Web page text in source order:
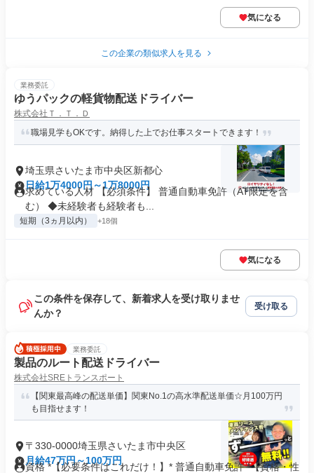
気になる
この企業の類似求人を見る
業務委託
ゆうパックの軽貨物配送ドライバー
株式会社Ｔ．Ｔ．Ｄ
職場見学もOKです。納得した上でお仕事スタートできます！
埼玉県さいたま市中央区新都心
日給1万4000円～1万8000円
求めている人材 【必須条件】 普通自動車免許（AT限定を含
む） ◆未経験者も経験者も...
短期（3ヵ月以内） +18個
気になる
この条件を保存して、新着求人を受け取りませ
んか？
受け取る
業務委託
製品のルート配送ドライバー
株式会社SREトランスポート
【関東最高峰の配送単価】関東No.1の高水準配送単価☆月100万円
も目指せます！
〒330-0000埼玉県さいたま市中央区
月給47万円～100万円
資格 *【必要条件はこれだけ！】* 普通自動車免許 *【資格・性